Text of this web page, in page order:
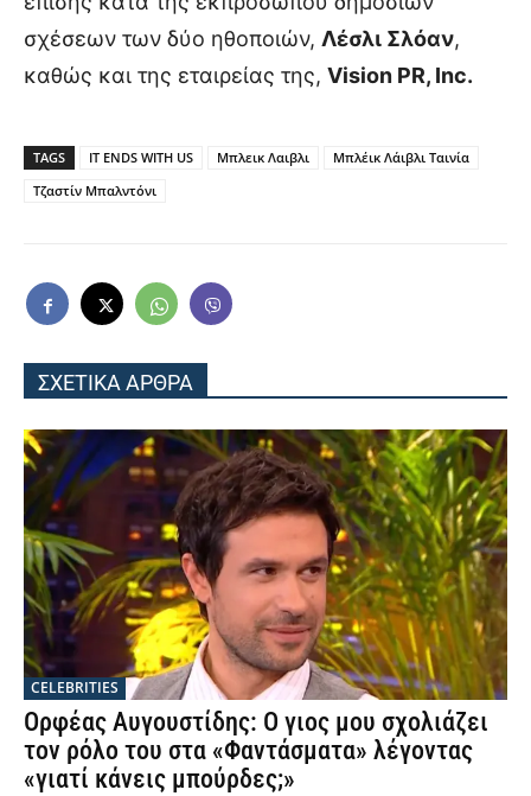
σχέσεων των δύο ηθοποιών, Λέσλι Σλόαν,
καθώς και της εταιρείας της, Vision PR, Inc.
TAGS IT ENDS WITH US Μπλεικ Λαιβλι
Μπλέικ Λάιβλι Ταινία
Τζαστίν Μπαλντόνι
ΣΧΕΤΙΚΑ ΑΡΘΡΑ
CELEBRITIES
Ορφέας Αυγουστίδης: Ο γιος μου σχολιάζει
τον ρόλο του στα «Φαντάσματα» λέγοντας
«γιατί κάνεις μπούρδες;»